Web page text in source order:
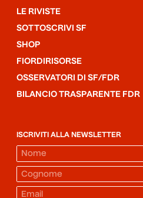
LE RIVISTE
SOTTOSCRIVI SF
SHOP
FIORDIRISORSE
OSSERVATORI DI SF/FDR
BILANCIO TRASPARENTE FDR
ISCRIVITI ALLA NEWSLETTER